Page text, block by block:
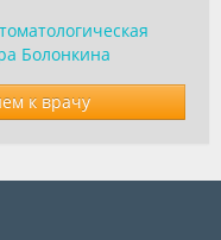
Болонкина
к врачу